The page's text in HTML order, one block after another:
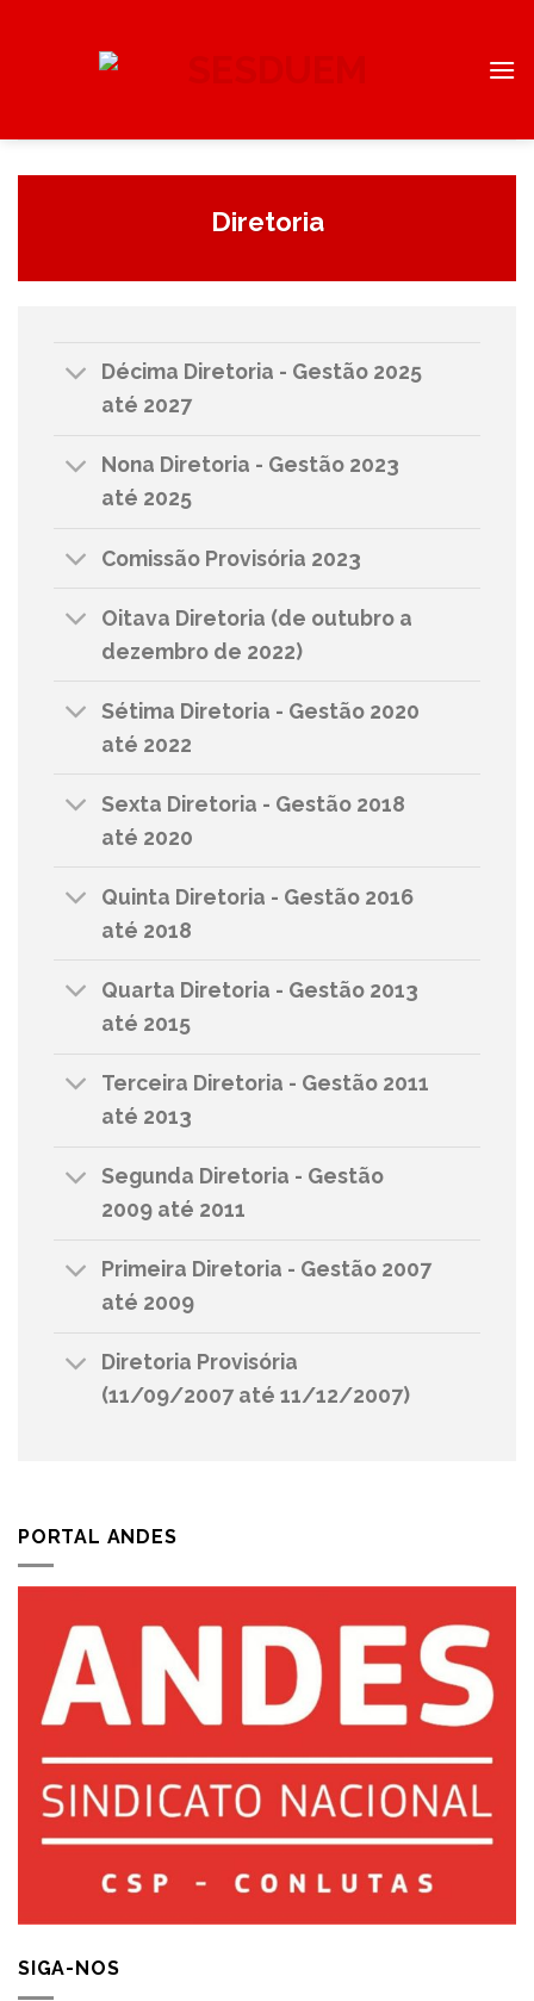
Diretoria
Décima Diretoria - Gestão 2025
até 2027
Nona Diretoria - Gestão 2023
até 2025
Comissão Provisória 2023
Oitava Diretoria (de outubro a
dezembro de 2022)
Sétima Diretoria - Gestão 2020
até 2022
Sexta Diretoria - Gestão 2018
até 2020
Quinta Diretoria - Gestão 2016
até 2018
Quarta Diretoria - Gestão 2013
até 2015
Terceira Diretoria - Gestão 2011
até 2013
Segunda Diretoria - Gestão
2009 até 2011
Primeira Diretoria - Gestão 2007
até 2009
Diretoria Provisória
(11/09/2007 até 11/12/2007)
PORTAL ANDES
SIGA-NOS